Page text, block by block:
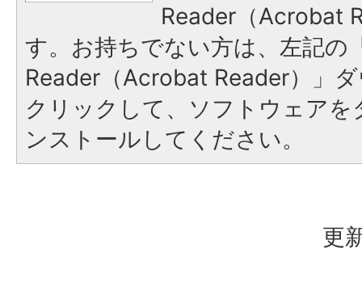
Reader（Acrobat
す。お持ちでない方は、左記の
Reader（Acrobat Reader）」
クリックして、ソフトウェア
ンストールしてください。
更